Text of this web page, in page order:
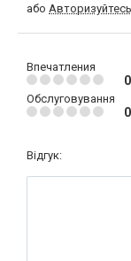
або Авторизуйтесь
Впечатления
Обслуговування
Відгук: